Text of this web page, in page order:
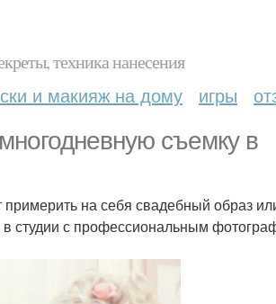
техника нанесения
и макияж на дому игры
съемку в
на себя свадебный образ
в студии с профессиональным